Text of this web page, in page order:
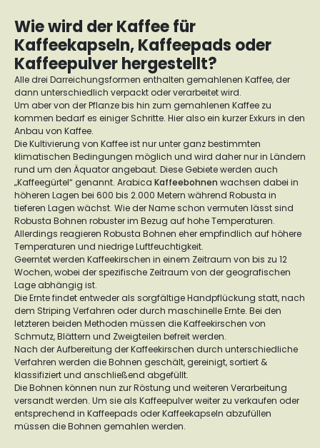
Wie wird der Kaffee für
Kaffeekapseln, Kaffeepads oder
Kaffeepulver hergestellt?
Alle drei Darreichungsformen enthalten gemahlenen Kaffee, der
dann unterschiedlich verpackt oder verarbeitet wird.
Um aber von der Pflanze bis hin zum gemahlenen Kaffee zu
kommen bedarf es einiger Schritte. Hier also ein kurzer Exkurs in den
Anbau von Kaffee.
Die Kultivierung von Kaffee ist nur unter ganz bestimmten
klimatischen Bedingungen möglich und wird daher nur in Ländern
rund um den Äquator angebaut. Diese Gebiete werden auch
„Kaffeegürtel“ genannt. Arabica Kaffeebohnen wachsen dabei in
höheren Lagen bei 600 bis 2.000 Metern während Robusta in
tieferen Lagen wächst. Wie der Name schon vermuten lässt sind
Robusta Bohnen robuster im Bezug auf hohe Temperaturen.
Allerdings reagieren Robusta Bohnen eher empfindlich auf höhere
Temperaturen und niedrige Luftfeuchtigkeit.
Geerntet werden Kaffeekirschen in einem Zeitraum von bis zu 12
Wochen, wobei der spezifische Zeitraum von der geografischen
Lage abhängig ist.
Die Ernte findet entweder als sorgfältige Handpflückung statt, nach
dem Striping Verfahren oder durch maschinelle Ernte. Bei den
letzteren beiden Methoden müssen die Kaffeekirschen von
Schmutz, Blättern und Zweigteilen befreit werden.
Nach der Aufbereitung der Kaffeekirschen durch unterschiedliche
Verfahren werden die Bohnen geschält, gereinigt, sortiert &
klassifiziert und anschließend abgefüllt.
Die Bohnen können nun zur Röstung und weiteren Verarbeitung
versandt werden. Um sie als Kaffeepulver weiter zu verkaufen oder
entsprechend in Kaffeepads oder Kaffeekapseln abzufüllen
müssen die Bohnen gemahlen werden.